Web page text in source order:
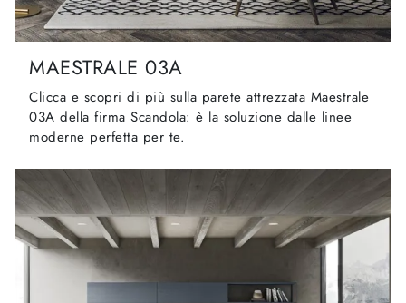
MAESTRALE 03A
Clicca e scopri di più sulla parete attrezzata Maestrale
03A della firma Scandola: è la soluzione dalle linee
moderne perfetta per te.